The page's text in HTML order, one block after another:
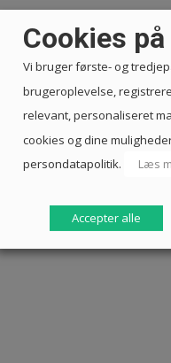
Cookies
Vi bruger første- og
brugeroplevelse,
relevant, personaliseret
cookies og dine
persondatapolitik.
Læs
Accepter alle